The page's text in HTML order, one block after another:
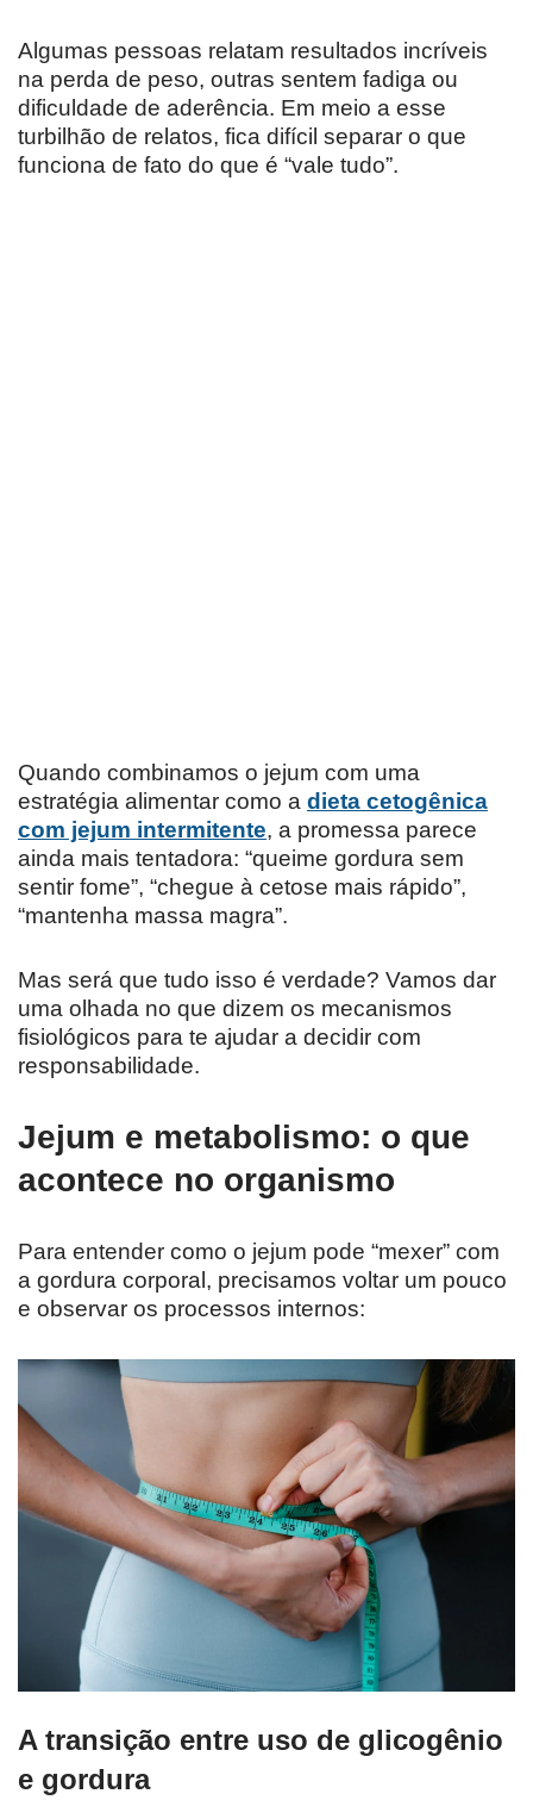
Algumas pessoas relatam resultados incríveis
na perda de peso, outras sentem fadiga ou
dificuldade de aderência. Em meio a esse
turbilhão de relatos, fica difícil separar o que
funciona de fato do que é “vale tudo”.
Quando combinamos o jejum com uma
estratégia alimentar como a dieta cetogênica
com jejum intermitente, a promessa parece
ainda mais tentadora: “queime gordura sem
sentir fome”, “chegue à cetose mais rápido”,
“mantenha massa magra”.
Mas será que tudo isso é verdade? Vamos dar
uma olhada no que dizem os mecanismos
fisiológicos para te ajudar a decidir com
responsabilidade.
Jejum e metabolismo: o que
acontece no organismo
Para entender como o jejum pode “mexer” com
a gordura corporal, precisamos voltar um pouco
e observar os processos internos:
A transição entre uso de glicogênio
e gordura